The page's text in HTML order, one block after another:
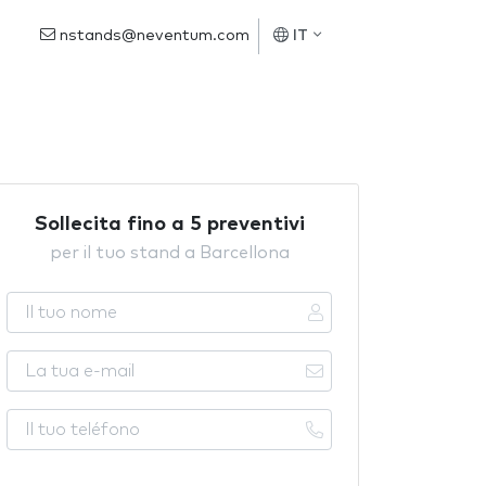
nstands@neventum.com IT
Sollecita fino a 5 preventivi
per il tuo stand a Barcellona